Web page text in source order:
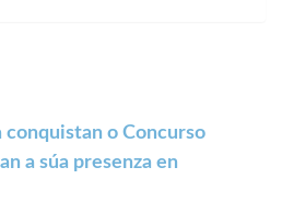
o Concurso
a súa presenza en